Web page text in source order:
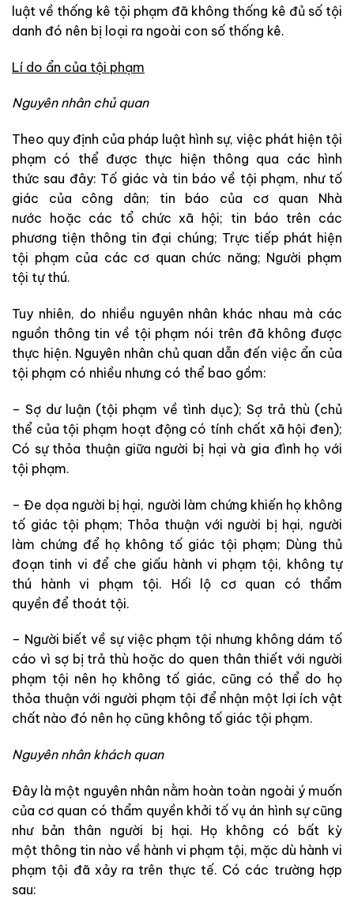
luật về thống kê tội phạm đã không thống kê đủ số tội
danh đó nên bị loại ra ngoài con số thống kê.
Lí do ẩn của tội phạm
Nguyên nhân chủ quan
Theo quy định của pháp luật hình sự, việc phát hiện tội
phạm có thể được thực hiện thông qua các hình
thức sau đây: Tố giác và tin báo về tội phạm, như tố
giác của công dân; tin báo của cơ quan Nhà
nước hoặc các tổ chức xã hội; tin báo trên các
phương tiện thông tin đại chúng; Trực tiếp phát hiện
tội phạm của các cơ quan chức năng; Người phạm
tội tự thú.
Tuy nhiên, do nhiều nguyên nhân khác nhau mà các
nguồn thông tin về tội phạm nói trên đã không được
thực hiện. Nguyên nhân chủ quan dẫn đến việc ẩn của
tội phạm có nhiều nhưng có thể bao gồm:
– Sợ dư luận (tội phạm về tình dục); Sợ trả thù (chủ
thể của tội phạm hoạt động có tính chất xã hội đen);
Có sự thỏa thuận giữa người bị hại và gia đình họ với
tội phạm.
– Đe dọa người bị hại, người làm chứng khiến họ không
tố giác tội phạm; Thỏa thuận với người bị hại, người
làm chứng để họ không tố giác tội phạm; Dùng thủ
đoạn tinh vi để che giấu hành vi phạm tội, không tự
thú hành vi phạm tội. Hối lộ cơ quan có thẩm
quyền để thoát tội.
– Người biết về sự việc phạm tội nhưng không dám tố
cáo vì sợ bị trả thù hoặc do quen thân thiết với người
phạm tội nên họ không tố giác, cũng có thể do họ
thỏa thuận với người phạm tội để nhận một lợi ích vật
chất nào đó nên họ cũng không tố giác tội phạm.
Nguyên nhân khách quan
Đây là một nguyên nhân nằm hoàn toàn ngoài ý muốn
của cơ quan có thẩm quyền khởi tố vụ án hình sự cũng
như bản thân người bị hại. Họ không có bất kỳ
một thông tin nào về hành vi phạm tội, mặc dù hành vi
phạm tội đã xảy ra trên thực tế. Có các trường hợp
sau: